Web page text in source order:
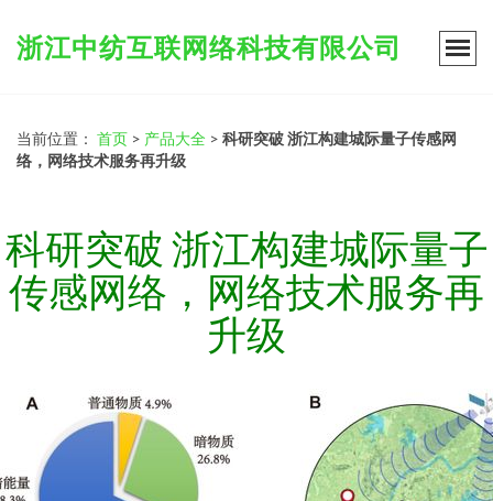
浙江中纺互联网络科技有限公司
当前位置： 首页 > 产品大全 > 科研突破 浙江构建城际量子传感网
络，网络技术服务再升级
科研突破 浙江构建城际量子
传感网络，网络技术服务再
升级